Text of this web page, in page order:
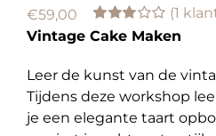
€59,00
Waardering
gebaseerd
op
1
klantbeoordeling
(1
Vintage Cake Maken
Leer de kunst van de
Tijdens deze workshop
je een elegante taart